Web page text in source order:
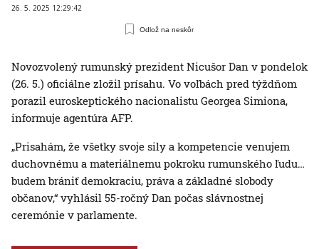
26. 5. 2025 12:29:42
Odlož na neskôr
Novozvolený rumunský prezident Nicušor Dan v pondelok
(26. 5.) oficiálne zložil prísahu. Vo voľbách pred týždňom
porazil euroskeptického nacionalistu Georgea Simiona,
informuje agentúra AFP.
„Prisahám, že všetky svoje sily a kompetencie venujem
duchovnému a materiálnemu pokroku rumunského ľudu…
budem brániť demokraciu, práva a základné slobody
občanov,“ vyhlásil 55-ročný Dan počas slávnostnej
ceremónie v parlamente.